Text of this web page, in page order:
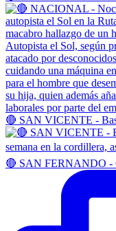
🔴 SAN VICENTE -
🔴 SAN FERNANDO -